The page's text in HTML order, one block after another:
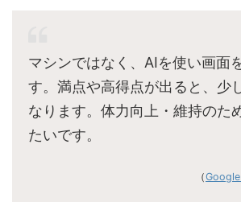
マシンではなく、AIを使い画面
す。満点や高得点が出ると、少
なります。体力向上・維持のた
たいです。
（